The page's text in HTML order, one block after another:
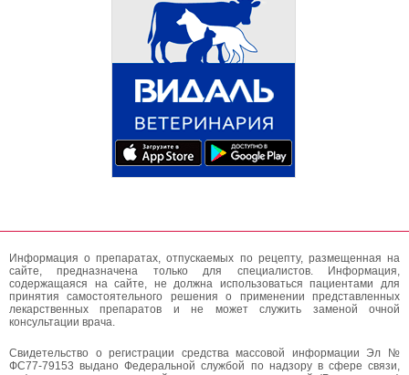
Информация о препаратах, отпускаемых по рецепту, размещенная на
сайте, предназначена только для специалистов. Информация,
содержащаяся на сайте, не должна использоваться пациентами для
принятия самостоятельного решения о применении представленных
лекарственных препаратов и не может служить заменой очной
консультации врача.
Свидетельство о регистрации средства массовой информации Эл №
ФС77-79153 выдано Федеральной службой по надзору в сфере связи,